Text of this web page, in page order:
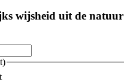
wijsheid uit de natuur